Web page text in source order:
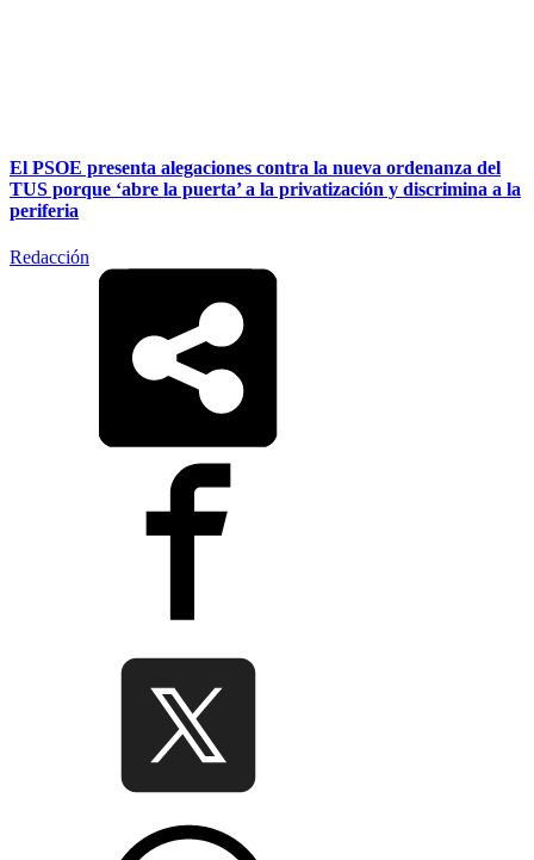
El PSOE presenta alegaciones contra la nueva ordenanza del
TUS porque ‘abre la puerta’ a la privatización y discrimina a la
periferia
Redacción